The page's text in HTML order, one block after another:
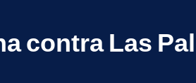
contra Las